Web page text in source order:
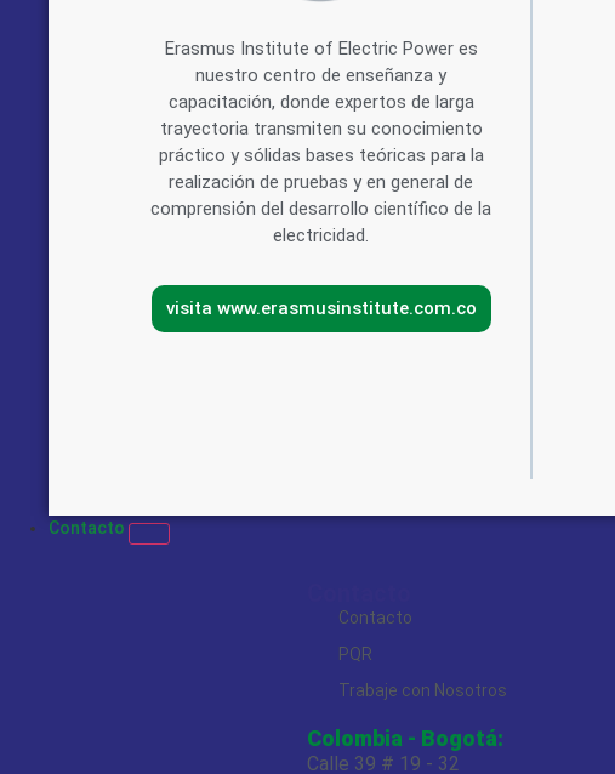
Erasmus Institute of Electric Power es
nuestro centro de enseñanza y
capacitación, donde expertos de larga
trayectoria transmiten su conocimiento
práctico y sólidas bases teóricas para la
realización de pruebas y en general de
comprensión del desarrollo científico de la
electricidad.
visita www.erasmusinstitute.com.co
Contacto
Contacto
PQR
Trabaje con Nosotros
Colombia - Bogotá:
Calle 39 # 19 - 32